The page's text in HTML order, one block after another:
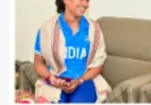
मंत्री
श्री
राजेश
अग्रवाल
की
पहल
से
सरगुजा